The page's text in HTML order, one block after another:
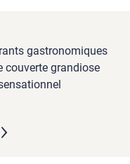
gastronomiques
couverte grandiose